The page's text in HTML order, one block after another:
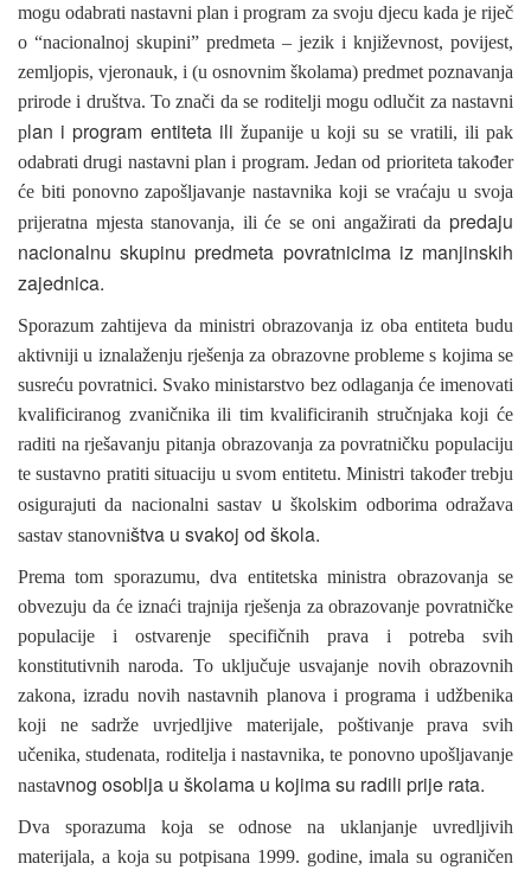
mogu odabrati nastavni plan i program za svoju djecu kada je riječ
o “nacionalnoj skupini” predmeta – jezik i književnost, povijest,
zemljopis, vjeronauk, i (u osnovnim školama) predmet poznavanja
prirode i društva. To znači da se roditelji mogu odlučit za nastavni
plan i program entiteta ili županije u koji su se vratili, ili pak
odabrati drugi nastavni plan i program. Jedan od prioriteta također
će biti ponovno zapošljavanje nastavnika koji se vraćaju u svoja
prijeratna mjesta stanovanja, ili će se oni angažirati da predaju
nacionalnu skupinu predmeta povratnicima iz manjinskih
zajednica.
Sporazum zahtijeva da ministri obrazovanja iz oba entiteta budu
aktivniji u iznalaženju rješenja za obrazovne probleme s kojima se
susreću povratnici. Svako ministarstvo bez odlaganja će imenovati
kvalificiranog zvaničnika ili tim kvalificiranih stručnjaka koji će
raditi na rješavanju pitanja obrazovanja za povratničku populaciju
te sustavno pratiti situaciju u svom entitetu. Ministri također trebju
osigurajuti da nacionalni sastav u školskim odborima odražava
sastav stanovništva u svakoj od škola.
Prema tom sporazumu, dva entitetska ministra obrazovanja se
obvezuju da će iznaći trajnija rješenja za obrazovanje povratničke
populacije i ostvarenje specifičnih prava i potreba svih
konstitutivnih naroda. To uključuje usvajanje novih obrazovnih
zakona, izradu novih nastavnih planova i programa i udžbenika
koji ne sadrže uvrjedljive materijale, poštivanje prava svih
učenika, studenata, roditelja i nastavnika, te ponovno upošljavanje
nastavnog osoblja u školama u kojima su radili prije rata.
Dva sporazuma koja se odnose na uklanjanje uvredljivih
materijala, a koja su potpisana 1999. godine, imala su ograničen